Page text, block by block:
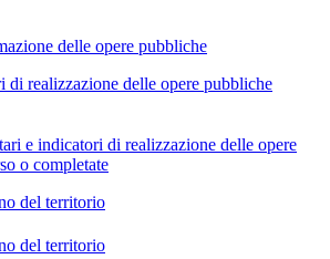
delle opere pubbliche
di realizzazione delle opere pubbliche
e indicatori di realizzazione delle opere
o completate
del territorio
del territorio